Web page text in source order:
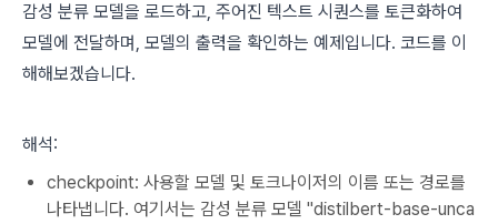
감성 분류 모델을 로드하고, 주어진 텍스트 시퀀스를 토큰화하여
모델에 전달하며, 모델의 출력을 확인하는 예제입니다. 코드를 이
해해보겠습니다.
해석:
checkpoint: 사용할 모델 및 토크나이저의 이름 또는 경로를
나타냅니다. 여기서는 감성 분류 모델 "distilbert-base-unca